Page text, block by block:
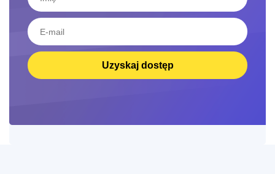
Uzyskaj dostęp